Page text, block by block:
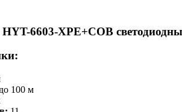
6603-XPE+COB
до 100 м